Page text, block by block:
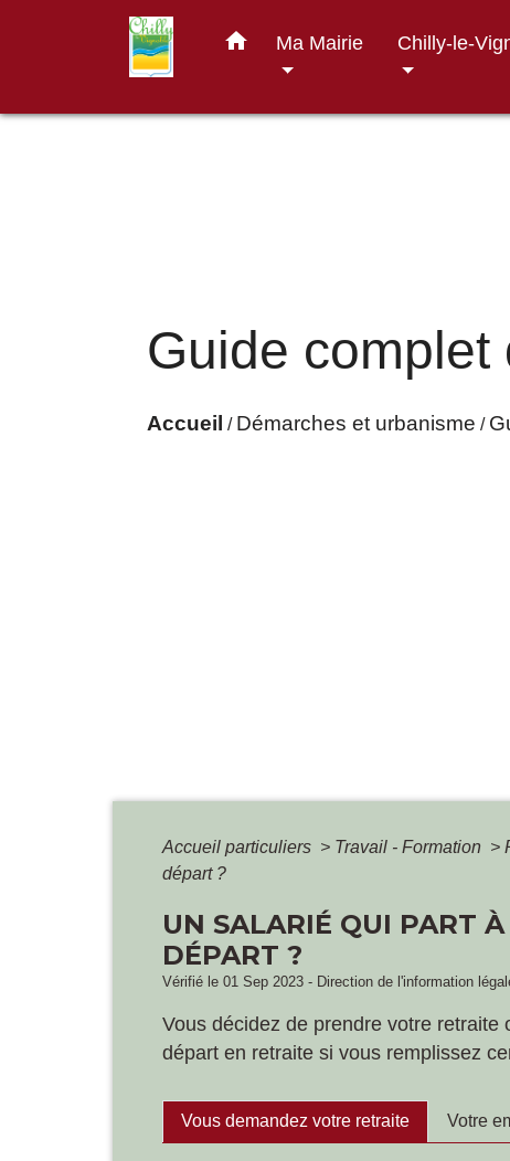
home Ma Mairie Chilly-le-
Guide complet
Accueil / Démarches et urbanisme /
Accueil particuliers > Travail - Formation >
départ ?
UN SALARIÉ QUI PART
DÉPART ?
Vérifié le 01 Sep 2023 - Direction de l'information
Vous décidez de prendre votre
départ en retraite si vous remplissez
Vous demandez votre retraite Votre